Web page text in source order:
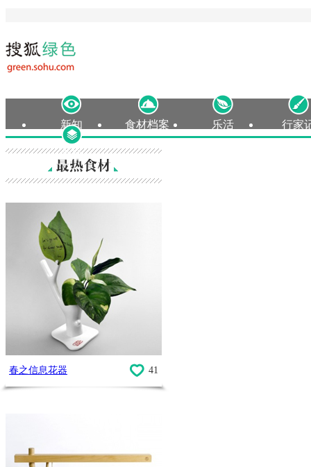
新知 食材档案 乐活 行家
专题
最热食材
春之信息花器 41